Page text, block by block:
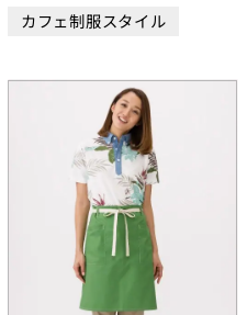
カフェ制服スタイル